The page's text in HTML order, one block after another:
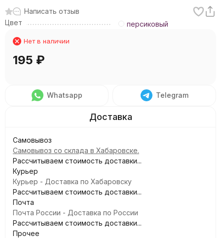
Написать отзыв
Цвет
персиковый
Нет в наличии
195 ₽
Whatsapp Telegram
Самовывоз
Самовывоз со склада в Хабаровске.
Рассчитываем стоимость доставки...
Курьер
Курьер - Доставка по Хабаровску
Рассчитываем стоимость доставки...
Почта
Почта России - Доставка по России
Рассчитываем стоимость доставки...
Прочее